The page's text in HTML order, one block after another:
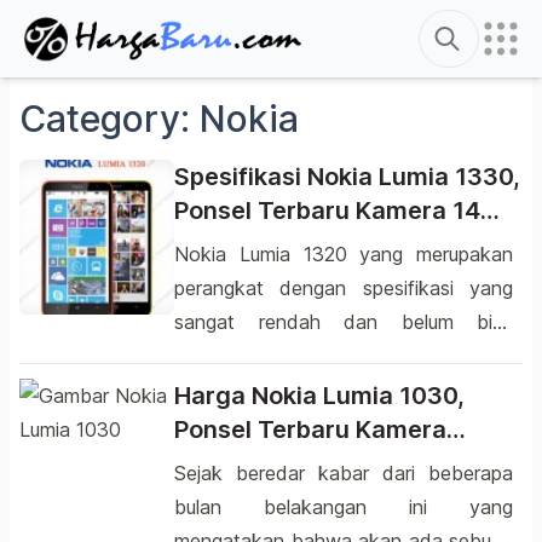
Search
Category: Nokia
Spesifikasi Nokia Lumia 1330,
Ponsel Terbaru Kamera 14
MP?
Nokia Lumia 1320 yang merupakan
perangkat dengan spesifikasi yang
sangat rendah dan belum bisa
nampaknya bakal memiliki penerus.
Microsoft yang saat ini telah
kemungkinan akan menghadirkan
sekuel dari Nokia Lumia 1320 dengan
Harga Nokia Lumia 1030,
Ponsel Terbaru Kamera
50MP?
Sejak beredar kabar dari beberapa
bulan belakangan ini yang